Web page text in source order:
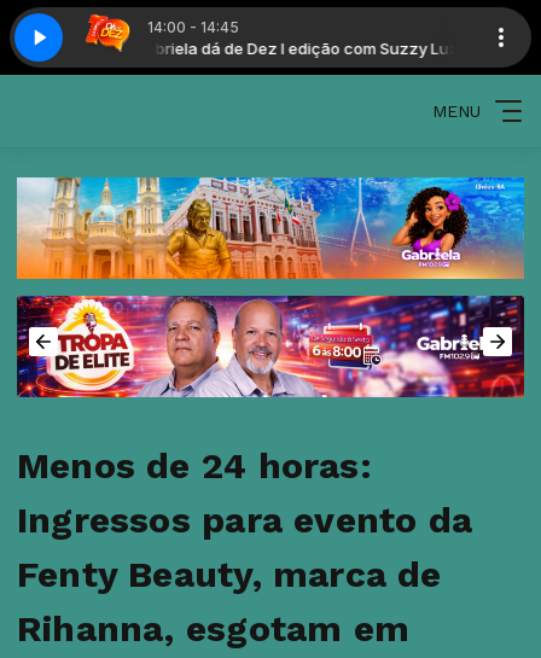
14:00 - 14:45
Suzzy LuzGabriela dá de Dez I edição com Suzzy Luz
MENU
Menos de 24 horas:
Ingressos para evento da
Fenty Beauty, marca de
Rihanna, esgotam em